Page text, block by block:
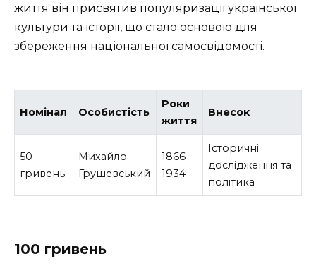
життя він присвятив популяризації української
культури та історії, що стало основою для
збереження національної самосвідомості.
Номінал Особистість
Роки
життя
Внесок
50
гривень
Михайло
Грушевський
1866–
1934
Історичні
дослідження та
політика
100 гривень